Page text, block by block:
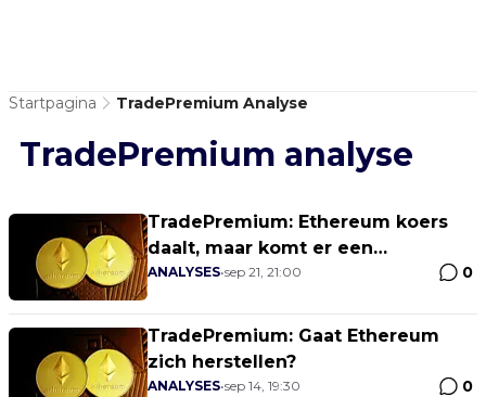
Startpagina TradePremium Analyse
TradePremium analyse
TradePremium: Ethereum koers
daalt, maar komt er een
ommekeer?
ANALYSES•sep 21, 21:00 0
TradePremium: Gaat Ethereum
zich herstellen?
ANALYSES•sep 14, 19:30 0